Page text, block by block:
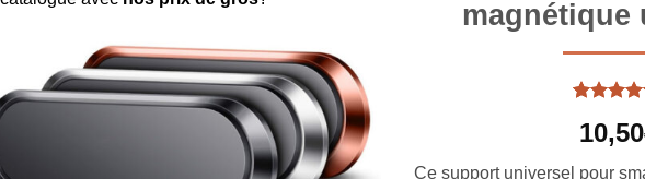
magnétique
5 basé
notation
client
10,50
Ce support universel pour